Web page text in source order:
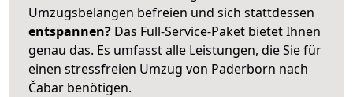
Umzugsbelangen befreien und sich stattdessen
entspannen? Das Full-Service-Paket bietet Ihnen
genau das. Es umfasst alle Leistungen, die Sie für
einen stressfreien Umzug von Paderborn nach
Čabar benötigen.